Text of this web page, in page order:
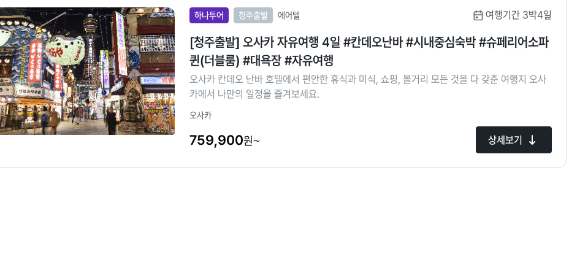
하나투어 청주출발 에어텔 여행기간 3박4일
[청주출발] 오사카 자유여행 4일 #칸데오난바 #시내중심숙박 #슈페리어소파
퀸(더블룸) #대욕장 #자유여행
오사카 칸데오 난바 호텔에서 편안한 휴식과 미식, 쇼핑, 볼거리 모든 것을 다 갖춘 여행지 오사
카에서 나만의 일정을 즐겨보세요.
오사카
759,900원~ 상세보기